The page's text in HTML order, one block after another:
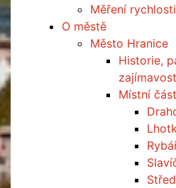
Měření
O městě
Město Hranice
Historie,
Místní